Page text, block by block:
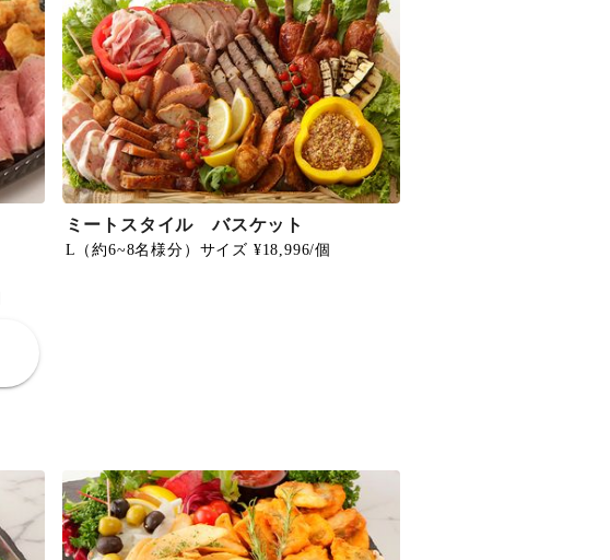
ミートスタイル バスケット
L（約6~8名様分）サイズ ¥18,996/個